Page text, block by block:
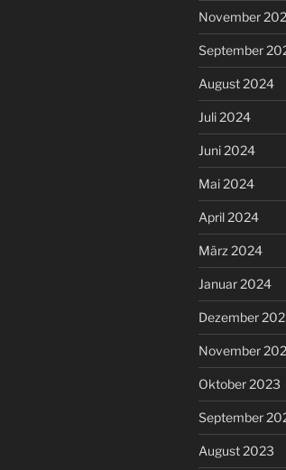
November
September
August 2024
Juli 2024
Juni 2024
Mai 2024
April 2024
März 2024
Januar 2024
Dezember
November
Oktober 2023
September
August 2023